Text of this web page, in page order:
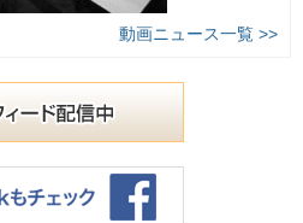
動画ニュース一覧 >>